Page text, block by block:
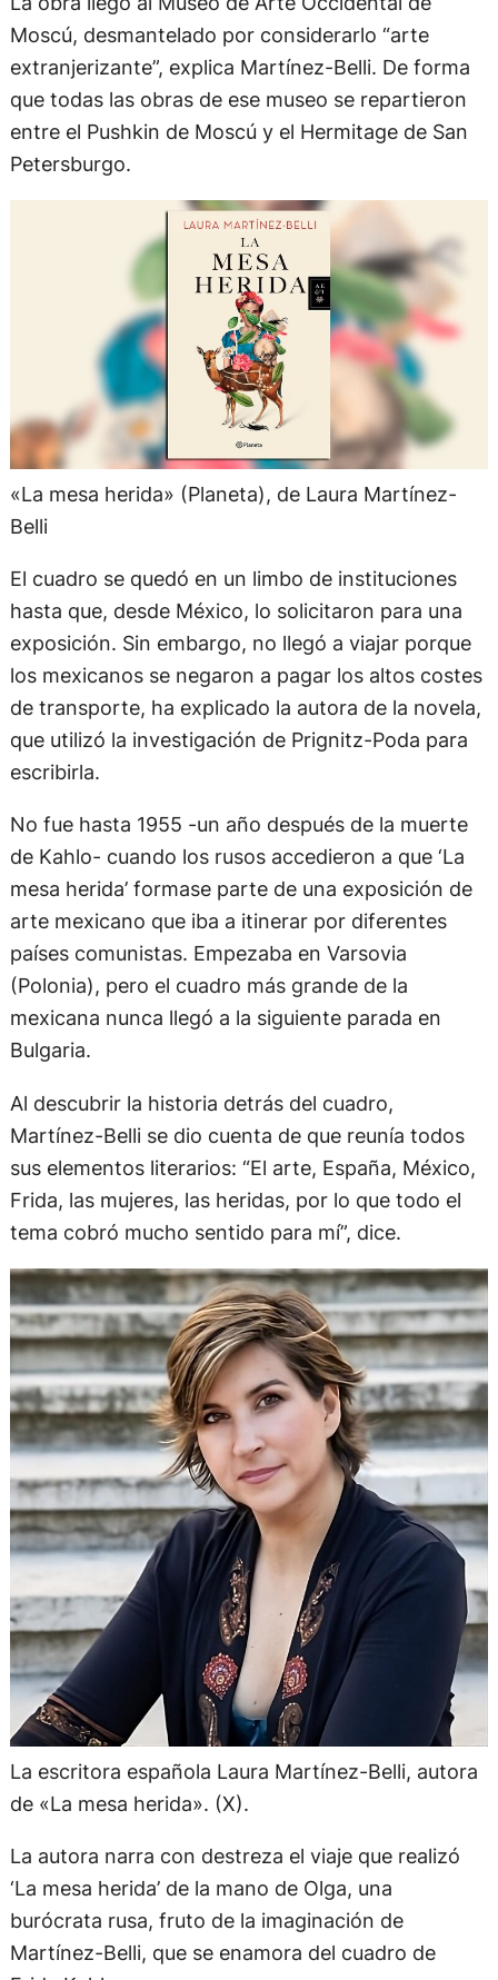
Moscú, desmantelado por considerarlo “arte
extranjerizante”, explica Martínez-Belli. De forma
que todas las obras de ese museo se repartieron
entre el Pushkin de Moscú y el Hermitage de San
Petersburgo.
«La mesa herida» (Planeta), de Laura Martínez-
Belli
El cuadro se quedó en un limbo de instituciones
hasta que, desde México, lo solicitaron para una
exposición. Sin embargo, no llegó a viajar porque
los mexicanos se negaron a pagar los altos costes
de transporte, ha explicado la autora de la novela,
que utilizó la investigación de Prignitz-Poda para
escribirla.
No fue hasta 1955 -un año después de la muerte
de Kahlo- cuando los rusos accedieron a que ‘La
mesa herida’ formase parte de una exposición de
arte mexicano que iba a itinerar por diferentes
países comunistas. Empezaba en Varsovia
(Polonia), pero el cuadro más grande de la
mexicana nunca llegó a la siguiente parada en
Bulgaria.
Al descubrir la historia detrás del cuadro,
Martínez-Belli se dio cuenta de que reunía todos
sus elementos literarios: “El arte, España, México,
Frida, las mujeres, las heridas, por lo que todo el
tema cobró mucho sentido para mí”, dice.
La escritora española Laura Martínez-Belli, autora
de «La mesa herida». (X).
La autora narra con destreza el viaje que realizó
‘La mesa herida’ de la mano de Olga, una
burócrata rusa, fruto de la imaginación de
Martínez-Belli, que se enamora del cuadro de